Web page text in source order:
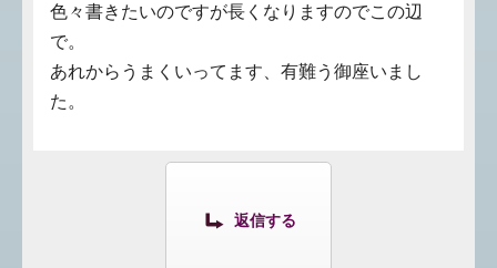
色々書きたいのですが長くなりますのでこの辺
で。
あれからうまくいってます、有難う御座いまし
た。
返信する